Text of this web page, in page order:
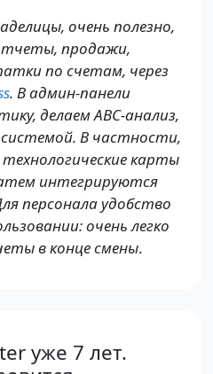
очень полезно,
продажи,
по счетам, через
. В админ-панели
делаем ABC-анализ,
В частности,
карты
интегрируются
персонала удобство
очень легко
в конце смены.
уже 7 лет.